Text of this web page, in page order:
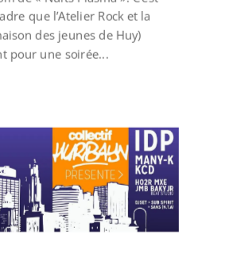
que l’Atelier Rock et la
des jeunes de Huy)
pour une soirée...